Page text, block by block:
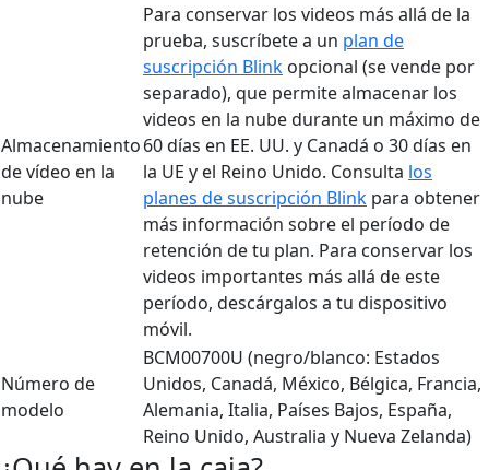
Almacenamiento
de vídeo en la
nube
Para conservar los videos más allá de la
prueba, suscríbete a un plan de
suscripción Blink opcional (se vende por
separado), que permite almacenar los
videos en la nube durante un máximo de
60 días en EE. UU. y Canadá o 30 días en
la UE y el Reino Unido. Consulta los
planes de suscripción Blink para obtener
más información sobre el período de
retención de tu plan. Para conservar los
videos importantes más allá de este
período, descárgalos a tu dispositivo
móvil.
Número de
modelo
BCM00700U (negro/blanco: Estados
Unidos, Canadá, México, Bélgica, Francia,
Alemania, Italia, Países Bajos, España,
Reino Unido, Australia y Nueva Zelanda)